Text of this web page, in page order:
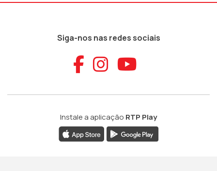
Siga-nos nas redes sociais
Aceder ao
Aceder ao
Aceder
Instale a aplicação RTP Play